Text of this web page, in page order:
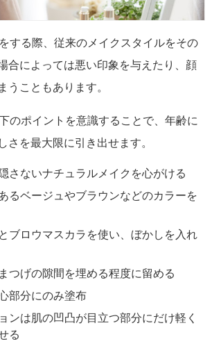
する際、従来のメイクスタイルをその
合によっては悪い印象を与えたり、顔
うこともあります。
のポイントを意識することで、年齢に
さを最大限に引き出せます。
さないナチュラルメイクを心がける
るベージュやブラウンなどのカラーを
ブロウマスカラを使い、ぼかしを入れ
つげの隙間を埋める程度に留める
部分にのみ塗布
ンは肌の凹凸が目立つ部分にだけ軽く
る